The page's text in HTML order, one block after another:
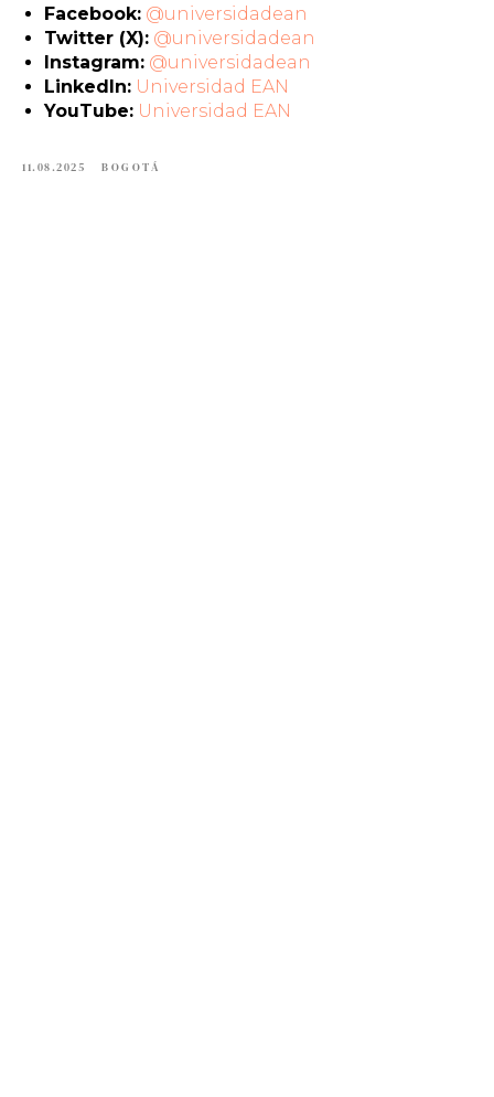
Facebook: @universidadean
Twitter (X): @universidadean
Instagram: @universidadean
LinkedIn: Universidad EAN
YouTube: Universidad EAN
11.08.2025 BOGOTÁ